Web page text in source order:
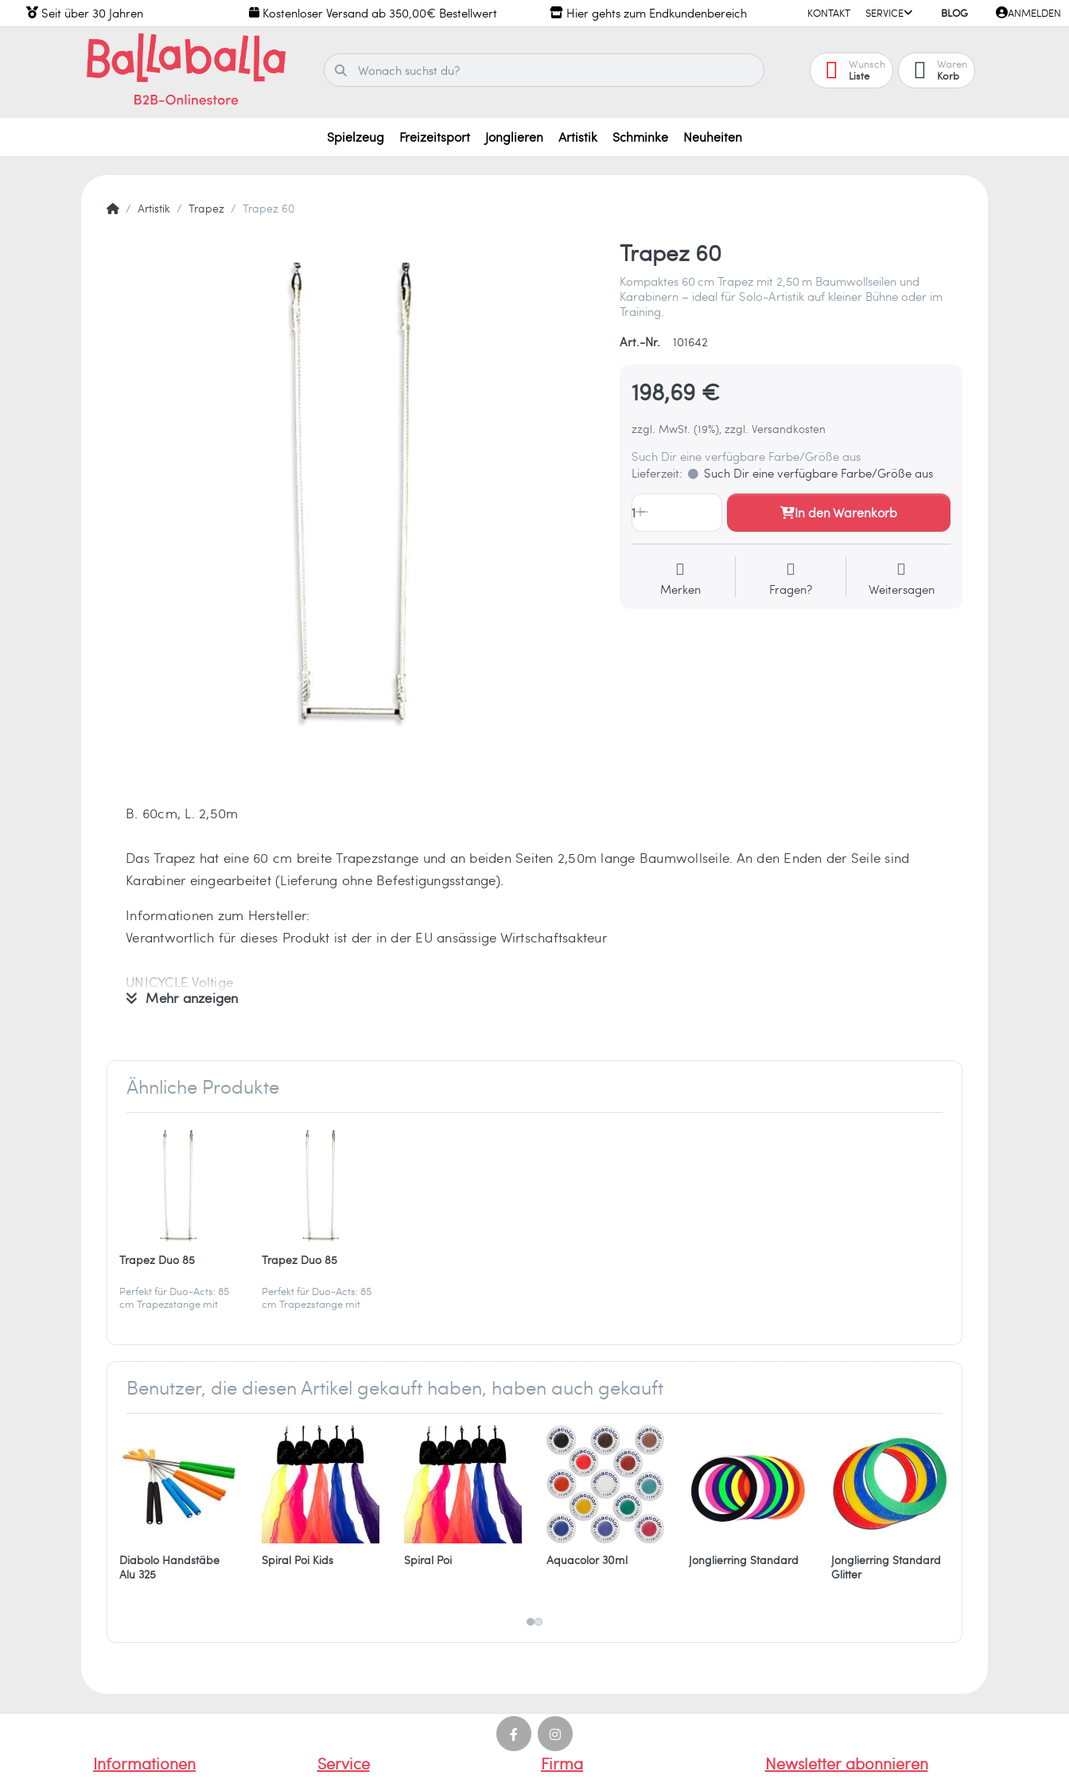
Seit über 30 Jahren Kostenloser Versand ab 350,00€ Bestellwert Hier gehts zum Endkundenbereich KONTAKT SERVICE BLOG ANMELDEN
Wunsch
Liste
Waren
Korb
Spielzeug Freizeitsport Jonglieren Artistik Schminke Neuheiten
Artistik Trapez Trapez 60
Trapez 60
Kompaktes 60 cm Trapez mit 2,50 m Baumwollseilen und
Karabinern – ideal für Solo-Artistik auf kleiner Bühne oder im
Training.
Art.-Nr.
101642
198,69 €
zzgl. MwSt. (19%), zzgl. Versandkosten
Such Dir eine verfügbare Farbe/Größe aus
Lieferzeit:
Such Dir eine verfügbare Farbe/Größe aus
1 In den Warenkorb
Merken Fragen? Weitersagen
B. 60cm, L. 2,50m
Das Trapez hat eine 60 cm breite Trapezstange und an beiden Seiten 2,50m lange Baumwollseile. An den Enden der Seile sind
Karabiner eingearbeitet (Lieferung ohne Befestigungsstange).
Informationen zum Hersteller:
Verantwortlich für dieses Produkt ist der in der EU ansässige Wirtschaftsakteur
UNICYCLE Voltige
3, Impasse Jules Dalou
ventes[at]unicycle.fr
Mehr anzeigen
Ähnliche Produkte
Trapez Duo 85
Perfekt für Duo-Acts: 85
cm Trapezstange mit
für eure gemeinsame
Trapez Duo 85
Perfekt für Duo-Acts: 85
cm Trapezstange mit
für eure gemeinsame
Benutzer, die diesen Artikel gekauft haben, haben auch gekauft
Diabolo Handstäbe
Alu 325
Spiral Poi Kids Spiral Poi Aquacolor 30ml Jonglierring Standard
Jonglierring Standard
Glitter
Informationen Service Firma Newsletter abonnieren